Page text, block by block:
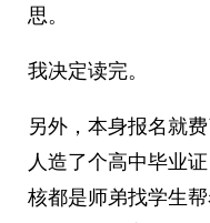
思。
我决定读完。
另外，本身报名就
人造了个高中毕业
核都是师弟找学生